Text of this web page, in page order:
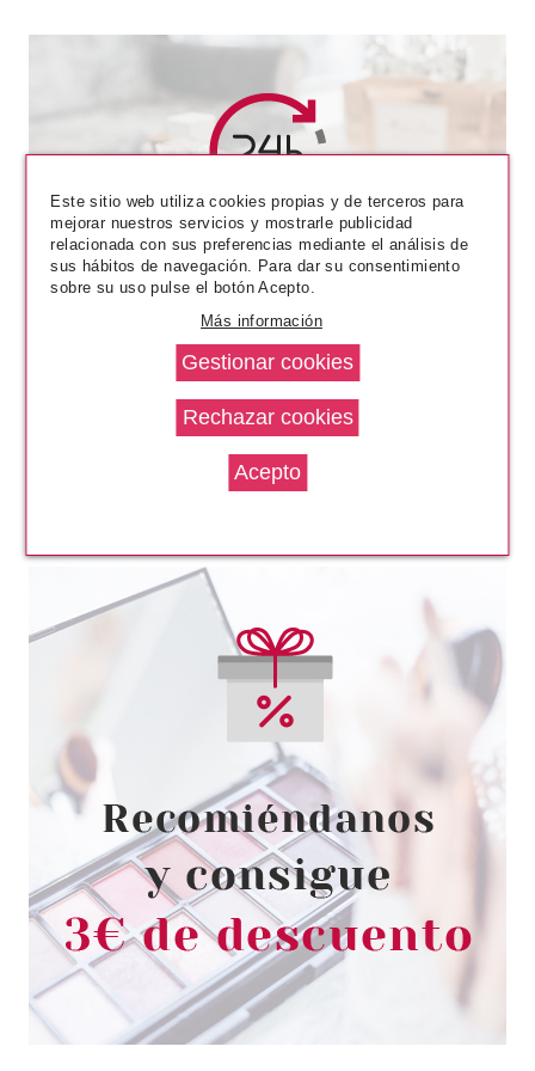
CATRICE
CATRICE GEL AFFAIR ESMALTE
DE UÑAS 024 GRAPE MINDS
THINK ALIKE
-14% 2.58€
CATRICE
CATRICE PURE ESMALTE DE
UÑAS 03 PERFECTION
-24%
desde
3.50€
Este sitio web utiliza cookies propias y de terceros para
mejorar nuestros servicios y mostrarle publicidad
relacionada con sus preferencias mediante el análisis de
sus hábitos de navegación. Para dar su consentimiento
sobre su uso pulse el botón Acepto.
Más información